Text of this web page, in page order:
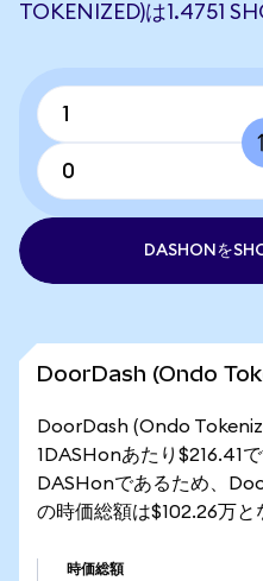
TOKENIZED)は1.4751
DASHONを
DoorDash (Ondo
DoorDash (Ondo
1DASHonあたり$216.41
DASHonであるため、
の時価総額は$102.26万と
時価総額